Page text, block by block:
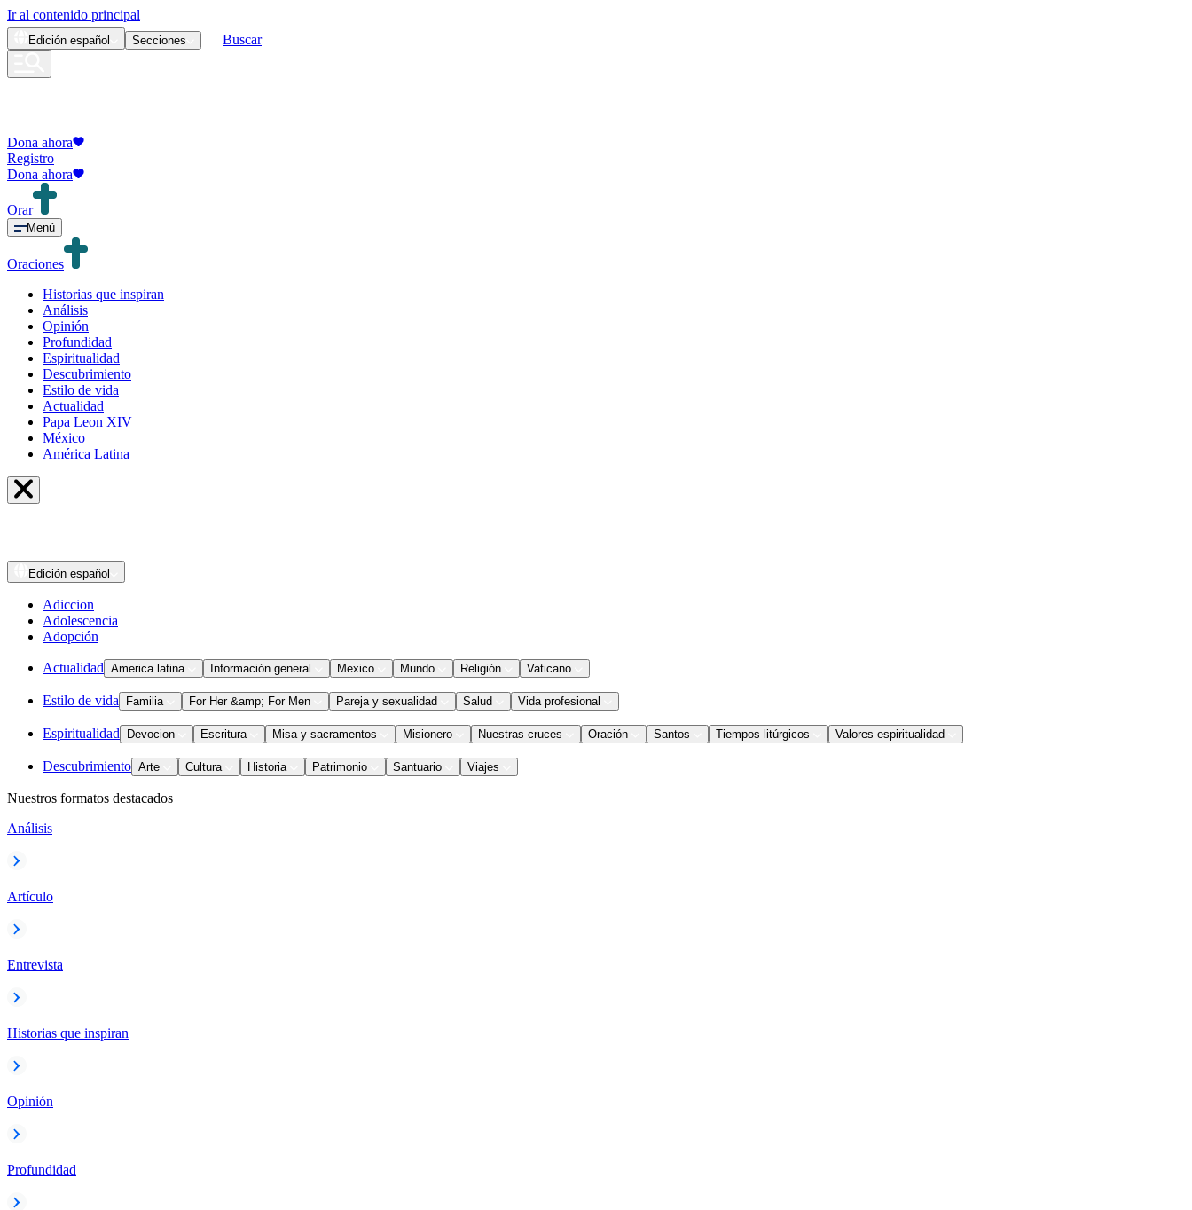
Ir al contenido principal
Edición español Secciones Buscar
Dona ahora
Registro
Dona ahora
Orar
Menú
Oraciones
Historias que inspiran
Análisis
Opinión
Profundidad
Espiritualidad
Descubrimiento
Estilo de vida
Actualidad
Papa Leon XIV
México
América Latina
Edición español
Adiccion
Adolescencia
Adopción
Actualidad America latina Información general Mexico Mundo Religión Vaticano
Estilo de vida Familia For Her &amp; For Men Pareja y sexualidad Salud Vida profesional
Espiritualidad Devocion Escritura Misa y sacramentos Misionero Nuestras cruces Oración Santos Tiempos litúrgicos Valores espiritualidad
Descubrimiento Arte Cultura Historia Patrimonio Santuario Viajes
Nuestros formatos destacados
Análisis
Artículo
Entrevista
Historias que inspiran
Opinión
Profundidad